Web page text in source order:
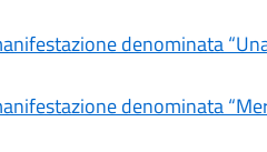
denominata
denominata